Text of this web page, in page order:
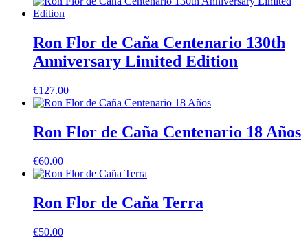
Ron Flor de Caña Centenario 130th
Anniversary Limited Edition
€127.00
Ron Flor de Caña Centenario 18 Años
€60.00
Ron Flor de Caña Terra
€50.00